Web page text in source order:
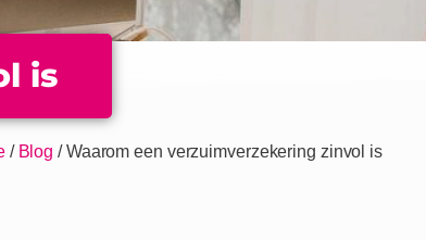
is
/ Blog /Waarom een verzuimverzekering zinvol is